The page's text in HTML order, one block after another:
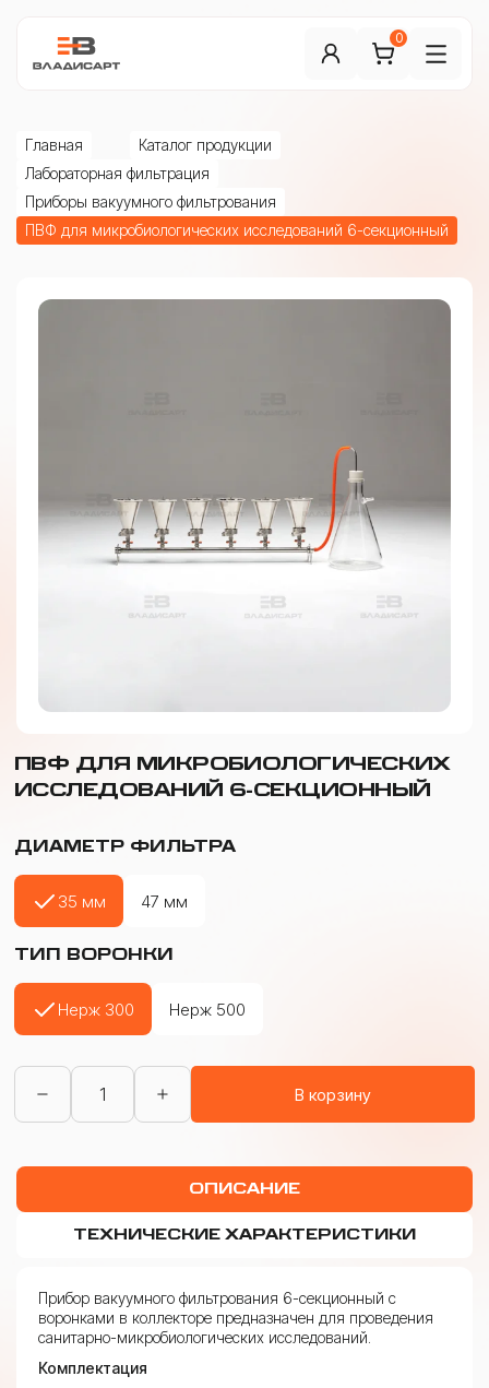
0
Главная
Каталог продукции
Лабораторная фильтрация
Приборы вакуумного фильтрования
ПВФ для микробиологических исследований 6-секционный
ПВФ ДЛЯ МИКРОБИОЛОГИЧЕСКИХ
ИССЛЕДОВАНИЙ 6-СЕКЦИОННЫЙ
ДИАМЕТР ФИЛЬТРА
35 мм 47 мм
ТИП ВОРОНКИ
Нерж 300 Нерж 500
Количество
товара
ПВФ
исследований
секционный
В корзину
ОПИСАНИЕ
ТЕХНИЧЕСКИЕ ХАРАКТЕРИСТИКИ
Прибор вакуумного фильтрования 6-секционный с
воронками в коллекторе предназначен для проведения
санитарно-микробиологических исследований.
Комплектация